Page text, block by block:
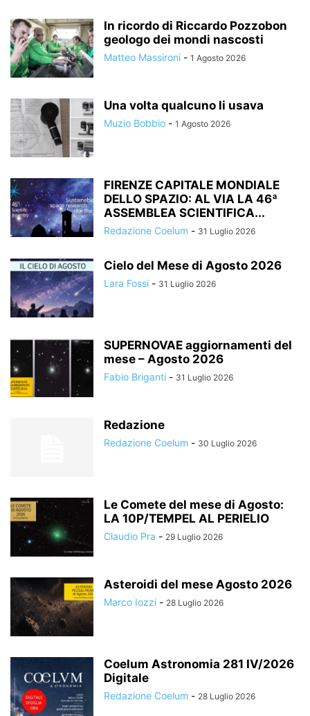
In ricordo di Riccardo Pozzobon
geologo dei mondi nascosti
Matteo Massironi - 1 Agosto 2026
Una volta qualcuno li usava
Muzio Bobbio - 1 Agosto 2026
FIRENZE CAPITALE MONDIALE
DELLO SPAZIO: AL VIA LA 46ª
ASSEMBLEA SCIENTIFICA...
Redazione Coelum - 31 Luglio 2026
Cielo del Mese di Agosto 2026
Lara Fossi - 31 Luglio 2026
SUPERNOVAE aggiornamenti del
mese – Agosto 2026
Fabio Briganti - 31 Luglio 2026
Redazione
Redazione Coelum - 30 Luglio 2026
Le Comete del mese di Agosto:
LA 10P/TEMPEL AL PERIELIO
Claudio Pra - 29 Luglio 2026
Asteroidi del mese Agosto 2026
Marco Iozzi - 28 Luglio 2026
Coelum Astronomia 281 IV/2026
Digitale
Redazione Coelum - 28 Luglio 2026